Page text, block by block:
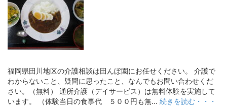
福岡県田川地区の介護相談は田んぼ園にお任せください。 介護で
わからないこと、疑問に思ったこと、なんでもお問い合わせくだ
さい。（無料） 通所介護（デイサービス）は無料体験を実施して
います。 （体験当日の食事代 ５００円も無... 続きを読む・・・